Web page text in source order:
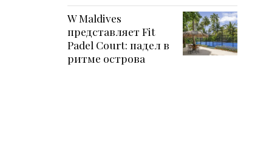
W Maldives
представляет Fit
Padel Court: падел в
ритме острова